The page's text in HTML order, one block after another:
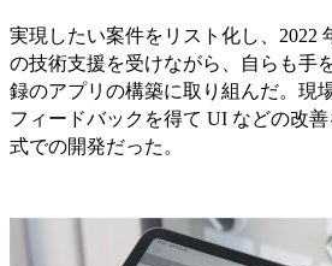
実現したい案件をリスト化し、2022
の技術支援を受けながら、自らも手
録のアプリの構築に取り組んだ。現
フィードバックを得て UI などの改
式での開発だった。